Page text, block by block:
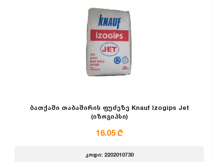
ბათქაში თაბაშირის ფუძეზე Knauf Izogips Jet
(იზოგიპსი)
16.05 ₾
კოდი: 2202010730